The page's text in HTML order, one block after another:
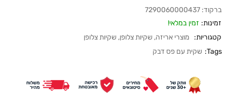
ברקוד: 7290060000437
זמינות: זמין במלאי!
קטגוריות:
מוצרי אריזה, שקיות צלופן, שקיות צלופן
Tags: שקית עם פס דבק